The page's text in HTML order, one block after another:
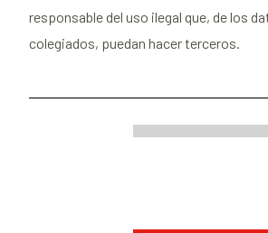
responsable del uso ilegal que, de los
colegiados, puedan hacer terceros.